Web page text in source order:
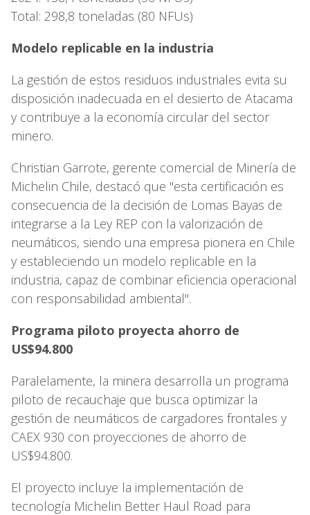
Total: 298,8 toneladas (80 NFUs)
Modelo replicable en la industria
La gestión de estos residuos industriales evita su
disposición inadecuada en el desierto de Atacama
y contribuye a la economía circular del sector
minero.
Christian Garrote, gerente comercial de Minería de
Michelin Chile, destacó que "esta certificación es
consecuencia de la decisión de Lomas Bayas de
integrarse a la Ley REP con la valorización de
neumáticos, siendo una empresa pionera en Chile
y estableciendo un modelo replicable en la
industria, capaz de combinar eficiencia operacional
con responsabilidad ambiental".
Programa piloto proyecta ahorro de
US$94.800
Paralelamente, la minera desarrolla un programa
piloto de recauchaje que busca optimizar la
gestión de neumáticos de cargadores frontales y
CAEX 930 con proyecciones de ahorro de
US$94.800.
El proyecto incluye la implementación de
tecnología Michelin Better Haul Road para